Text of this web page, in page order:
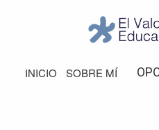
navegación
principal
barra
Valor
de
INICIO SOBRE MÍ